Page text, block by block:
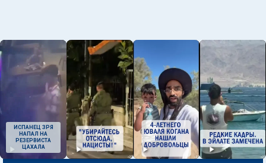
ИСПАНЕЦ ЗРЯ
НАПАЛ НА
РЕЗЕРВИСТА
ЦАХАЛА